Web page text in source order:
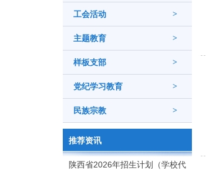
>
工会活动
>
主题教育
>
样板支部
>
党纪学习教育
>
民族宗教
推荐资讯
陕西省2026年招生计划（学校代